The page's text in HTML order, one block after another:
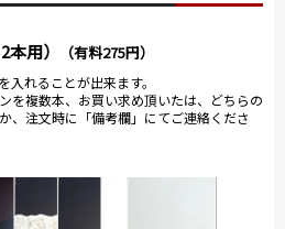
用） （有料275円）
れることが出来ます。
を複数本、お買い求め頂いたは、どちらの
、注文時に「備考欄」にてご連絡くださ